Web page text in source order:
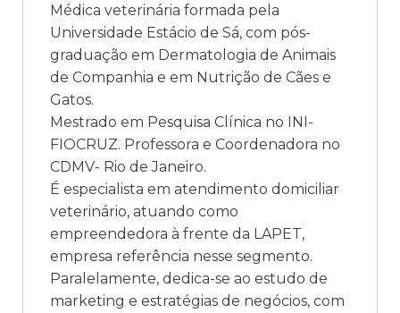
Médica veterinária formada pela
Universidade Estácio de Sá, com pós-
graduação em Dermatologia de Animais
de Companhia e em Nutrição de Cães e
Gatos.
Mestrado em Pesquisa Clínica no INI-
FIOCRUZ. Professora e Coordenadora no
CDMV- Rio de Janeiro.
É especialista em atendimento domiciliar
veterinário, atuando como
empreendedora à frente da LAPET,
empresa referência nesse segmento.
Paralelamente, dedica-se ao estudo de
marketing e estratégias de negócios, com